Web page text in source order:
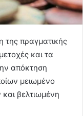
πραγματικής
και τα
απόκτηση
μειωμένο
βελτιωμένη